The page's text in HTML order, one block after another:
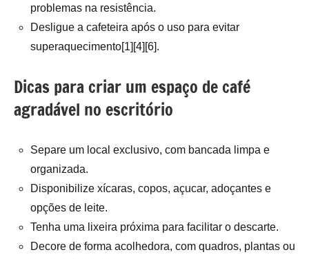
problemas na resistência.
Desligue a cafeteira após o uso para evitar
superaquecimento[1][4][6].
Dicas para criar um espaço de café
agradável no escritório
Separe um local exclusivo, com bancada limpa e
organizada.
Disponibilize xícaras, copos, açucar, adoçantes e
opções de leite.
Tenha uma lixeira próxima para facilitar o descarte.
Decore de forma acolhedora, com quadros, plantas ou